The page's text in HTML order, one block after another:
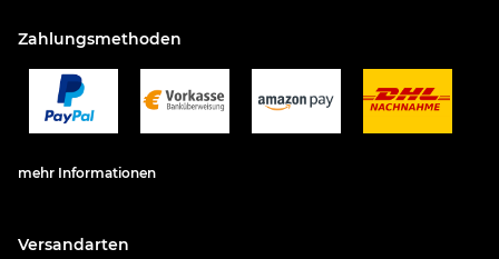
Zahlungsmethoden
mehr Informationen
Versandarten